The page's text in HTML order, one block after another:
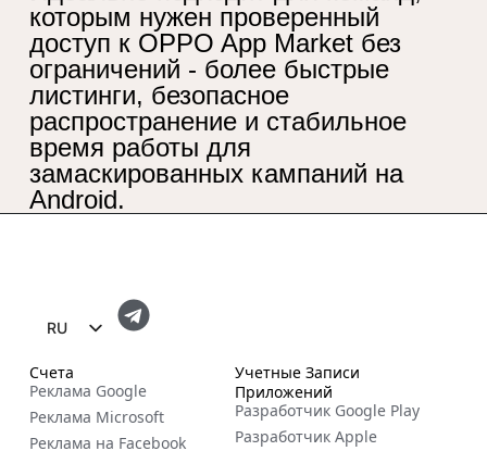
которым нужен проверенный
доступ к OPPO App Market без
ограничений - более быстрые
листинги, безопасное
распространение и стабильное
время работы для
замаскированных кампаний на
Android.
RU
FR
Счета
Реклама Google
Реклама Microsoft
Реклама на Facebook
Учетные Записи
Приложений
Разработчик Google Play
Разработчик Apple